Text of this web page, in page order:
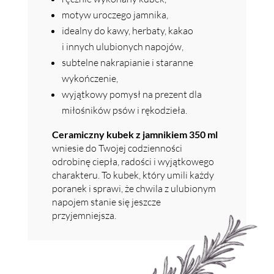
motyw uroczego jamnika,
idealny do kawy, herbaty, kakao
i innych ulubionych napojów,
subtelne nakrapianie i staranne
wykończenie,
wyjątkowy pomysł na prezent dla
miłośników psów i rękodzieła.
Ceramiczny kubek z jamnikiem 350 ml
wniesie do Twojej codzienności
odrobinę ciepła, radości i wyjątkowego
charakteru. To kubek, który umili każdy
poranek i sprawi, że chwila z ulubionym
napojem stanie się jeszcze
przyjemniejsza.